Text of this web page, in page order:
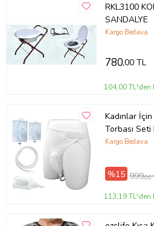
RKL3100
SANDALYE
Kargo Bedava
780,00 TL
104,00
Kadınlar
Torbası
1000ml/
Kargo Bedava
%15 999,00
113,19